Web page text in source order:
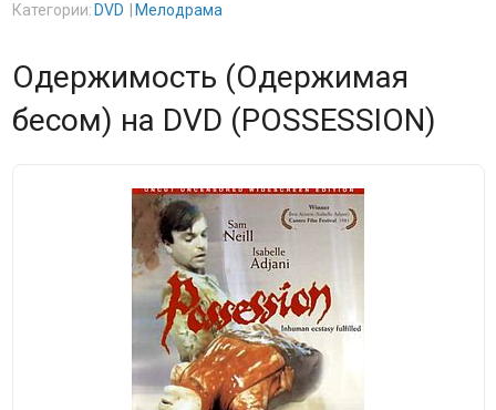
Категории: DVD Мелодрама
Одержимость (Одержимая
бесом) на DVD (POSSESSION)